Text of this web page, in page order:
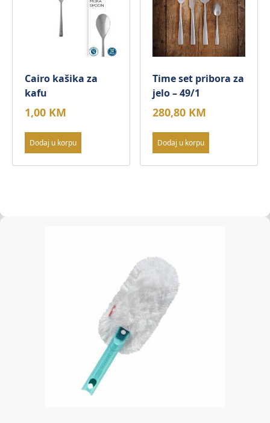
Cairo kašika za
kafu
1,00 KM
Dodaj u korpu
Time set pribora za
jelo – 49/1
280,80 KM
Dodaj u korpu